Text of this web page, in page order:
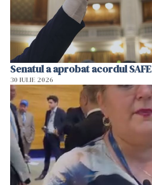
Senatul a aprobat acordul SAFE
30 IULIE 2026